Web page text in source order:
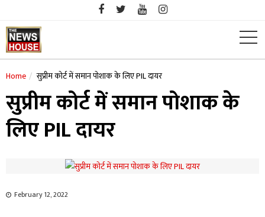
content
Home सुप्रीम कोर्ट में समान पोशाक के लिए PIL दायर
सुप्रीम कोर्ट में समान पोशाक के
लिए PIL दायर
February 12, 2022